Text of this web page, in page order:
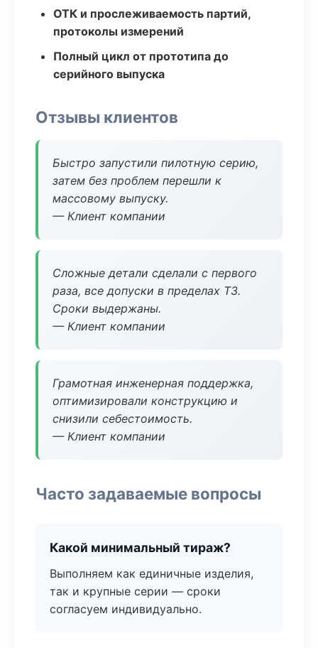
ОТК и прослеживаемость партий,
протоколы измерений
Полный цикл от прототипа до
серийного выпуска
Отзывы клиентов
Быстро запустили пилотную серию,
затем без проблем перешли к
массовому выпуску.
— Клиент компании
Сложные детали сделали с первого
раза, все допуски в пределах ТЗ.
Сроки выдержаны.
— Клиент компании
Грамотная инженерная поддержка,
оптимизировали конструкцию и
снизили себестоимость.
— Клиент компании
Часто задаваемые вопросы
Какой минимальный тираж?
Выполняем как единичные изделия,
так и крупные серии — сроки
согласуем индивидуально.